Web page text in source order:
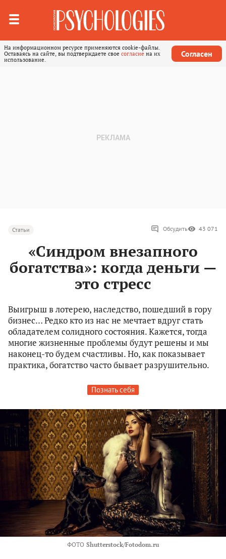
На информационном ресурсе применяются cookie-файлы.
Оставаясь на сайте, вы подтверждаете свое согласие на их
использование.
Согласен
Статьи Обсудить 43 071
«Синдром внезапного
богатства»: когда деньги —
это стресс
Выигрыш в лотерею, наследство, пошедший в гору
бизнес… Редко кто из нас не мечтает вдруг стать
обладателем солидного состояния. Кажется, тогда
многие жизненные проблемы будут решены и мы
наконец-то будем счастливы. Но, как показывает
практика, богатство часто бывает разрушительно.
Познать себя
ФОТО Shutterstock/Fotodom.ru